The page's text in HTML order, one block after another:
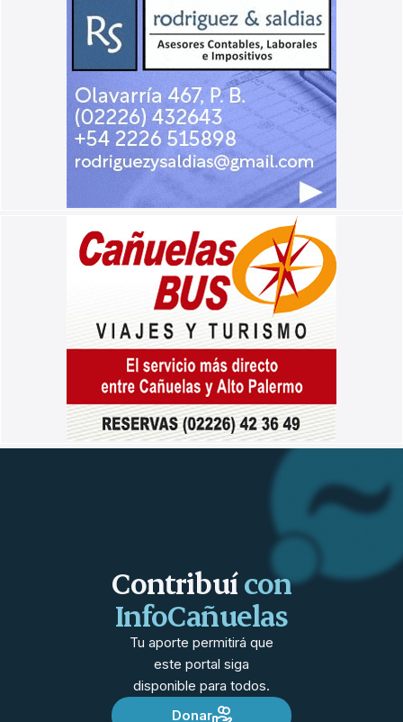
Contribuícon
InfoCañuelas
Tu aporte permitirá que
este portal siga
disponible para todos.
Donar